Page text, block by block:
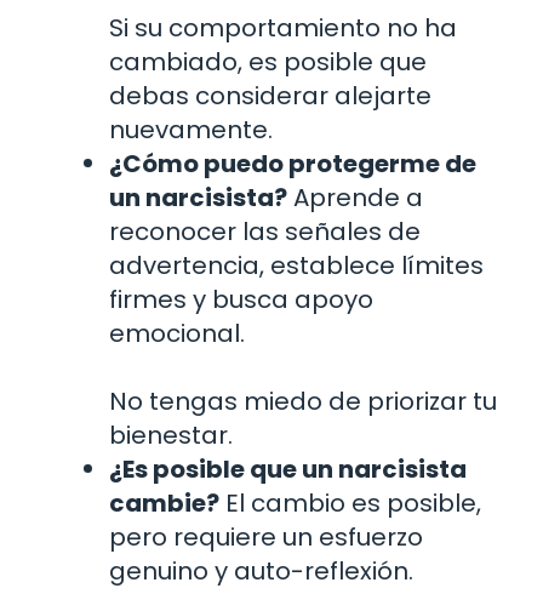
Si su comportamiento no ha
cambiado, es posible que
debas considerar alejarte
nuevamente.
¿Cómo puedo protegerme de
un narcisista?Aprende a
reconocer las señales de
advertencia, establece límites
firmes y busca apoyo
emocional.
No tengas miedo de priorizar tu
bienestar.
¿Es posible que un narcisista
cambie? El cambio es posible,
pero requiere un esfuerzo
genuino y auto-reflexión.